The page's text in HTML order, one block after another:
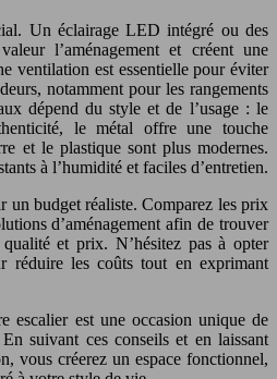
Un éclairage LED intégré ou des
l’aménagement et créent une
ventilation est essentielle pour éviter
notamment pour les rangements
dépend du style et de l’usage : le
le métal offre une touche
et le plastique sont plus modernes.
à l’humidité et faciles d’entretien.
un budget réaliste. Comparez les prix
d’aménagement afin de trouver
et prix. N’hésitez pas à opter
réduire les coûts tout en exprimant
escalier est une occasion unique de
suivant ces conseils et en laissant
vous créerez un espace fonctionnel,